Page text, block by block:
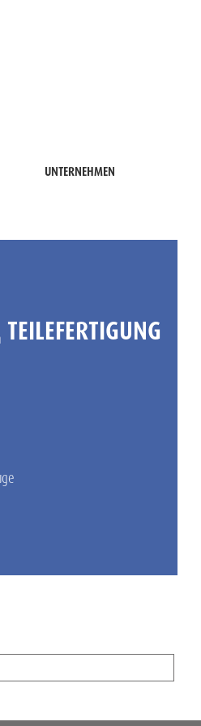
UNTERNEHMEN
TEILE­FERTIGUNG